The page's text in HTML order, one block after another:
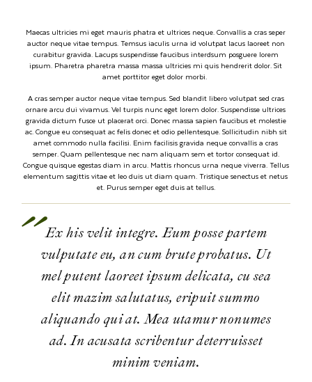
Maecas ultricies mi eget mauris phatra et ultrices neque. Convallis a cras seper
auctor neque vitae tempus. Temsus iaculis urna id volutpat lacus laoreet non
curabitur gravida. Lacups suspendisse faucibus interdsum posguere lorem
ipsum. Pharetra pharetra massa massa ultricies mi quis hendrerit dolor. Sit
amet porttitor eget dolor morbi.
A cras semper auctor neque vitae tempus. Sed blandit libero volutpat sed cras
ornare arcu dui vivamus. Vel turpis nunc eget lorem dolor. Suspendisse ultrices
gravida dictum fusce ut placerat orci. Donec massa sapien faucibus et molestie
ac. Congue eu consequat ac felis donec et odio pellentesque. Sollicitudin nibh sit
amet commodo nulla facilisi. Enim facilisis gravida neque convallis a cras
semper. Quam pellentesque nec nam aliquam sem et tortor consequat id.
Congue quisque egestas diam in arcu. Mattis rhoncus urna neque viverra. Tellus
elementum sagittis vitae et leo duis ut diam quam. Tristique senectus et netus
et. Purus semper eget duis at tellus.
Ex his velit integre. Eum posse partem
vulputate eu, an cum brute probatus. Ut
mel putent laoreet ipsum delicata, cu sea
elit mazim salutatus, eripuit summo
aliquando qui at. Mea utamur nonumes
ad. In acusata scribentur deterruisset
minim veniam.